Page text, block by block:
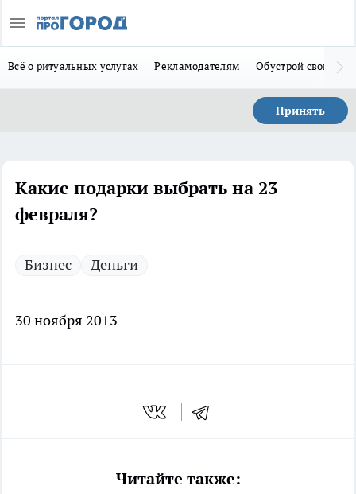
Всё о ритуальных услугах Рекламодателям Обустрой свой дом
Принять
Какие подарки выбрать на 23
февраля?
Бизнес Деньги
30 ноября 2013
Читайте также: